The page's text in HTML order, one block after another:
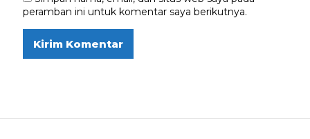
peramban ini untuk komentar saya berikutnya.